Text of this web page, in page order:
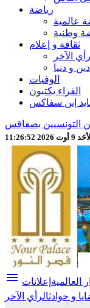
رياضة
عالمية
وطنية
ثقافة و إعلام
الآخر
دين و دنيا
الوفيات
القراء يكتبون
إين سفاكس
التونسيين بصفاقس
الأحَد 9 أوت 2026 11:26:54
menu العالمية إعلانات
و حوادثالرأي الآخر